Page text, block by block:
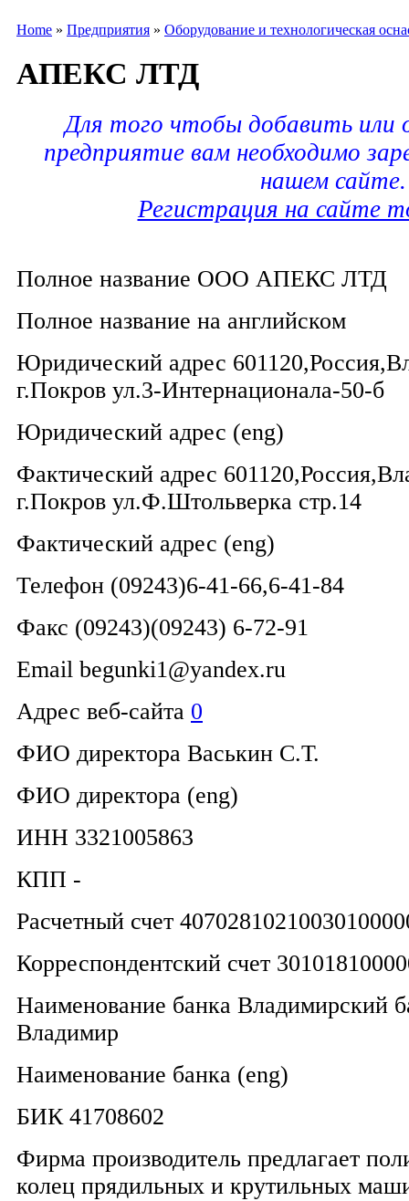
Home » Предприятия » Оборудование и технологическая
АПЕКС ЛТД
Для того чтобы добавить или
предприятие вам необходимо
нашем сайте.
Регистрация на сайте
Полное название ООО АПЕКС ЛТД
Полное название на английском
Юридический адрес
г.Покров ул.3-Интернационала-50-б
Юридический адрес (eng)
Фактический адрес
г.Покров ул.Ф.Штольверка стр.14
Фактический адрес (eng)
Телефон (09243)6-41-66,6-41-84
Факс (09243)(09243) 6-72-91
Email begunki1@yandex.ru
Адрес веб-сайта 0
ФИО директора Васькин С.Т.
ФИО директора (eng)
ИНН 3321005863
КПП -
Расчетный счет
Корреспондентский счет
Наименование банка Владимирский
Владимир
Наименование банка (eng)
БИК 41708602
Фирма производитель предлагает
колец прядильных и крутильных